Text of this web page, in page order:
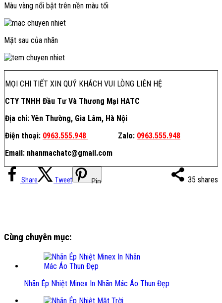
Màu vàng nổi bật trên nền màu tối
Mặt sau của nhãn
MỌI CHI TIẾT XIN QUÝ KHÁCH VUI LÒNG LIÊN HỆ
CTY TNHH Đầu Tư Và Thương Mại HATC
Địa chỉ: Yên Thường, Gia Lâm, Hà Nội
Điện thoại: 0963.555.948 Zalo: 0963.555.948
Email: nhanmachatc@gmail.com
35 shares
Share Tweet Pin
Cùng chuyên mục:
Nhãn Ép Nhiệt Minex In Nhãn Mác Áo Thun Đẹp